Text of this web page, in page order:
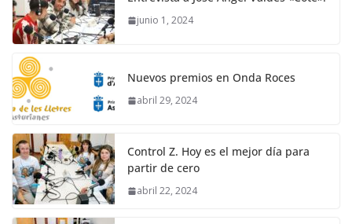
junio 1, 2024
Nuevos premios en Onda Roces
abril 29, 2024
Control Z. Hoy es el mejor día para
partir de cero
abril 22, 2024